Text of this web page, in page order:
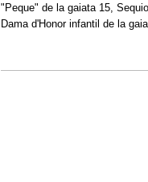
"Peque" de la gaiata 15,
Dama d'Honor infantil de la